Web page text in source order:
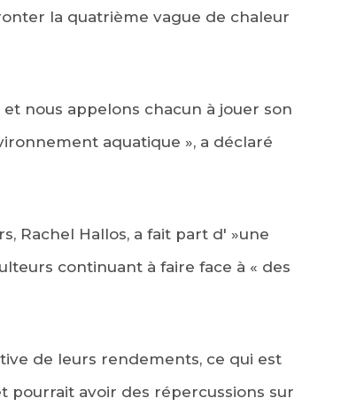
la quatrième vague de chaleur
nous appelons chacun à jouer son
aquatique », a déclaré
Rachel Hallos, a fait part d' »une
continuant à faire face à « des
de leurs rendements, ce qui est
avoir des répercussions sur